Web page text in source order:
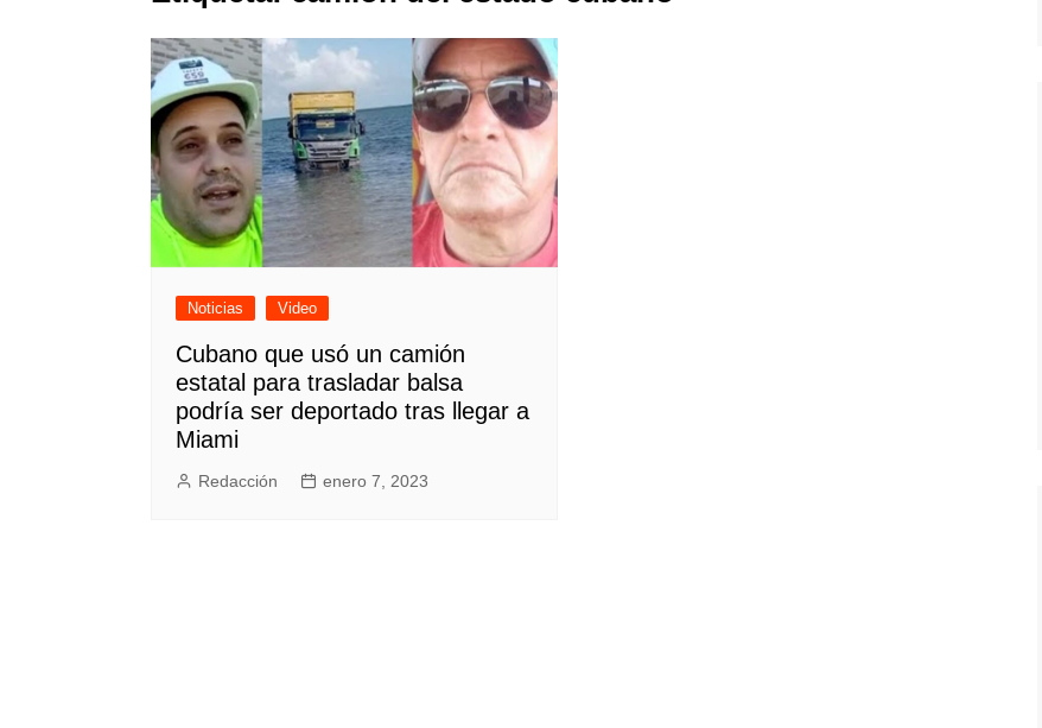
Noticias Video
Cubano que usó un camión
estatal para trasladar balsa
podría ser deportado tras llegar a
Miami
Redacción enero 7, 2023